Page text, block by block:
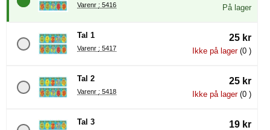
Varenr : 5416 På lager
Tal 1
Varenr : 5417
25 kr
Ikke på lager(0 )
Tal 2
Varenr : 5418
25 kr
Ikke på lager(0 )
Tal 3 19 kr